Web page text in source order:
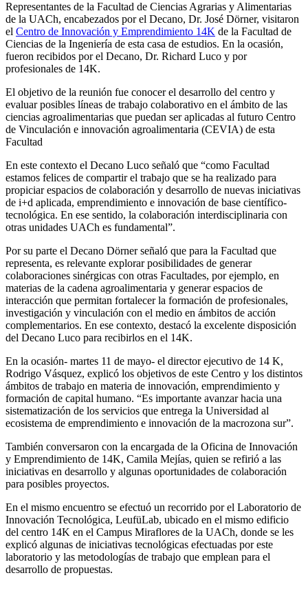
Representantes de la Facultad de Ciencias Agrarias y Alimentarias
de la UACh, encabezados por el Decano, Dr. José Dörner, visitaron
el Centro de Innovación y Emprendimiento 14K de la Facultad de
Ciencias de la Ingeniería de esta casa de estudios. En la ocasión,
fueron recibidos por el Decano, Dr. Richard Luco y por
profesionales de 14K.
El objetivo de la reunión fue conocer el desarrollo del centro y
evaluar posibles líneas de trabajo colaborativo en el ámbito de las
ciencias agroalimentarias que puedan ser aplicadas al futuro Centro
de Vinculación e innovación agroalimentaria (CEVIA) de esta
Facultad
En este contexto el Decano Luco señaló que “como Facultad
estamos felices de compartir el trabajo que se ha realizado para
propiciar espacios de colaboración y desarrollo de nuevas iniciativas
de i+d aplicada, emprendimiento e innovación de base científico-
tecnológica. En ese sentido, la colaboración interdisciplinaria con
otras unidades UACh es fundamental”.
Por su parte el Decano Dörner señaló que para la Facultad que
representa, es relevante explorar posibilidades de generar
colaboraciones sinérgicas con otras Facultades, por ejemplo, en
materias de la cadena agroalimentaria y generar espacios de
interacción que permitan fortalecer la formación de profesionales,
investigación y vinculación con el medio en ámbitos de acción
complementarios. En ese contexto, destacó la excelente disposición
del Decano Luco para recibirlos en el 14K.
En la ocasión- martes 11 de mayo- el director ejecutivo de 14 K,
Rodrigo Vásquez, explicó los objetivos de este Centro y los distintos
ámbitos de trabajo en materia de innovación, emprendimiento y
formación de capital humano. “Es importante avanzar hacia una
sistematización de los servicios que entrega la Universidad al
ecosistema de emprendimiento e innovación de la macrozona sur”.
También conversaron con la encargada de la Oficina de Innovación
y Emprendimiento de 14K, Camila Mejías, quien se refirió a las
iniciativas en desarrollo y algunas oportunidades de colaboración
para posibles proyectos.
En el mismo encuentro se efectuó un recorrido por el Laboratorio de
Innovación Tecnológica, LeufüLab, ubicado en el mismo edificio
del centro 14K en el Campus Miraflores de la UACh, donde se les
explicó algunas de iniciativas tecnológicas efectuadas por este
laboratorio y las metodologías de trabajo que emplean para el
desarrollo de propuestas.